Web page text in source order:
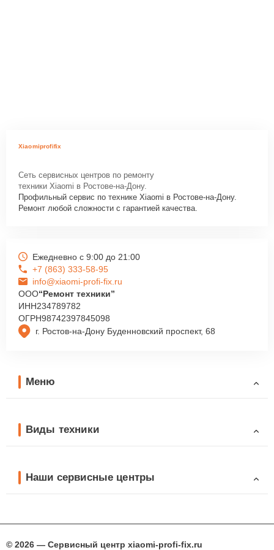
Xiaomiprofifix
Сеть сервисных центров по ремонту
техники Xiaomi в Ростове-на-Дону.
Профильный сервис по технике Xiaomi в Ростове-на-Дону.
Ремонт любой сложности с гарантией качества.
г. Ростов-на-Дону Буденновский проспект, 68
Ежедневно с 9:00 до 21:00
+7 (863) 333-58-95
info@xiaomi-profi-fix.ru
ООО“Ремонт техники”
ИНН234789782
ОГРН98742397845098
Меню
Виды техники
Наши сервисные центры
© 2026 — Сервисный центр xiaomi-profi-fix.ru